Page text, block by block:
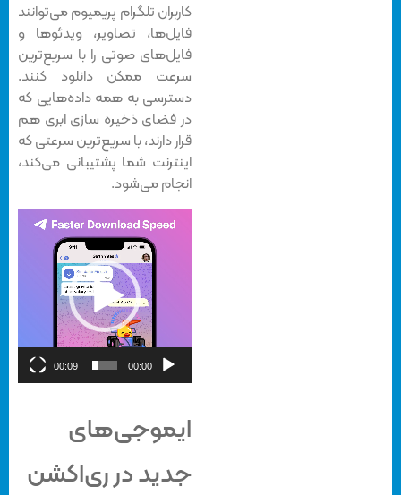
کاربران تلگرام پریمیوم می‌توانند
فایل‌ها، تصاویر، ویدئوها و
فایل‌های صوتی را با سریع‌ترین
سرعت ممکن دانلود کنند.
دسترسی به همه داده‌هایی که
در فضای ذخیره سازی ابری هم
قرار دارند، با سریع‌ترین سرعتی که
اینترنت شما پشتیبانی می‌کند،
انجام می‌شود.
نمایشگر
00:00
ایموجی‌های
جدید در ری‌اکشن